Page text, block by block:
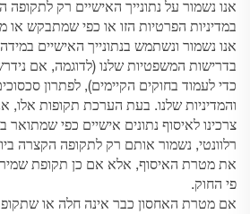
אנו נשמור על נתונייך האישיים רק
במדיניות הפרטיות הזו או כפי שמתבקש או
אנו נשמור ונשתמש בנתונייך האישיים
בדרישות המשפטיות שלנו (לדוגמה, אם
כדי לעמוד בחוקים הקיימים), לפתרון
והמדיניות שלנו. בעת הערכת תקופות אלו,
צרכינו לאיסוף נתונים אישיים כפי
רלוונטי, נשמור אותם רק לתקופה הקצרה
את מטרת האיסוף, אלא אם כן תקופת
פי החוק.
אם מטרת האחסון כבר אינה חלה או